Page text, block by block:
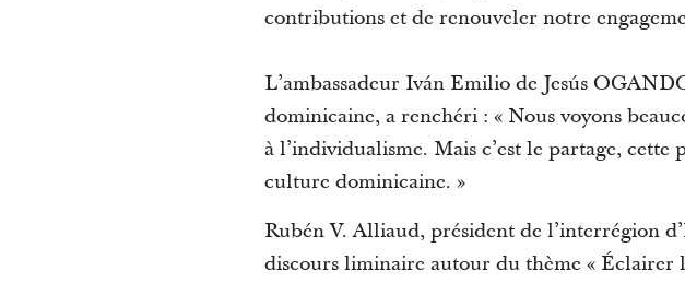
contributions et de renouveler notre
L’ambassadeur Iván Emilio de Jesús
dominicaine, a renchéri : « Nous voyons
à l’individualisme. Mais c’est le partage,
culture dominicaine. »
Rubén V. Alliaud, président de l’interrégion
discours liminaire autour du thème « Éclairer